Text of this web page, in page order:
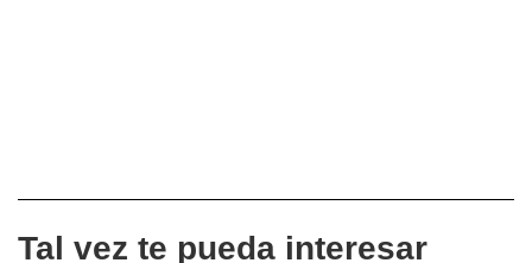
Tal vez te pueda interesar